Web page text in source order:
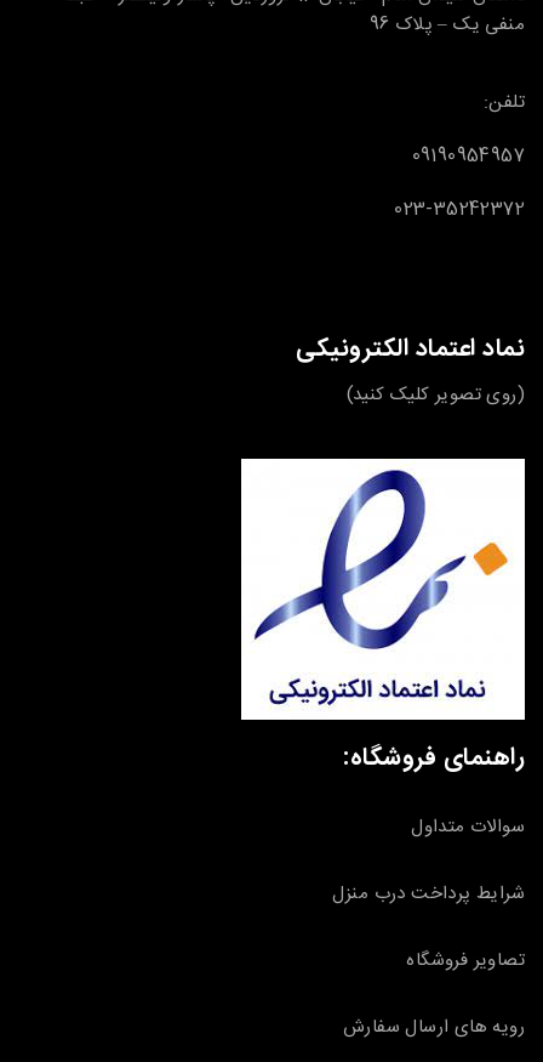
منفی یک – پلاک 96
تلفن:
09190954957
023-35242372
نماد اعتماد الکترونیکی
(روی تصویر کلیک کنید)
راهنمای فروشگاه:
سوالات متداول
شرایط پرداخت درب منزل
تصاویر فروشگاه
رویه های ارسال سفارش